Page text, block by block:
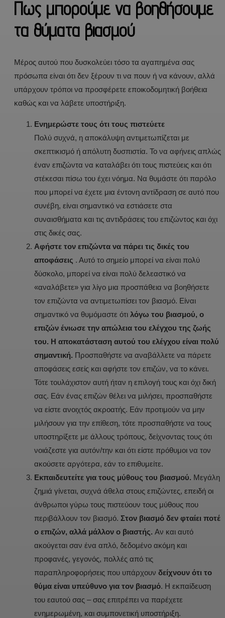
Πως μπορούμε να βοηθήσουμε
τα θύματα βιασμού
Μέρος αυτού που δυσκολεύει τόσο τα αγαπημένα σας
πρόσωπα είναι ότι δεν ξέρουν τι να πουν ή να κάνουν, αλλά
υπάρχουν τρόποι να προσφέρετε εποικοδομητική βοήθεια
καθώς και να λάβετε υποστήριξη.
Ενημερώστε τους ότι τους πιστεύετε
Πολύ συχνά, η αποκάλυψη αντιμετωπίζεται με
σκεπτικισμό ή απόλυτη δυσπιστία. Το να αφήνεις απλώς
έναν επιζώντα να καταλάβει ότι τους πιστεύεις και ότι
στέκεσαι πίσω του έχει νόημα. Να θυμάστε ότι παρόλο
που μπορεί να έχετε μια έντονη αντίδραση σε αυτό που
συνέβη, είναι σημαντικό να εστιάσετε στα
συναισθήματα και τις αντιδράσεις του επιζώντος και όχι
στις δικές σας.
Αφήστε τον επιζώντα να πάρει τις δικές του
αποφάσεις . Αυτό το σημείο μπορεί να είναι πολύ
δύσκολο, μπορεί να είναι πολύ δελεαστικό να
«αναλάβετε» για λίγο μια προσπάθεια να βοηθήσετε
τον επιζώντα να αντιμετωπίσει τον βιασμό. Είναι
σημαντικό να θυμόμαστε ότι λόγω του βιασμού, ο
επιζών ένιωσε την απώλεια του ελέγχου της ζωής
του. Η αποκατάσταση αυτού του ελέγχου είναι πολύ
σημαντική. Προσπαθήστε να αναβάλλετε να πάρετε
αποφάσεις εσείς και αφήστε τον επιζών, να το κάνει.
Τότε τουλάχιστον αυτή ήταν η επιλογή τους και όχι δική
σας. Εάν ένας επιζών θέλει να μιλήσει, προσπαθήστε
να είστε ανοιχτός ακροατής. Εάν προτιμούν να μην
μιλήσουν για την επίθεση, τότε προσπαθήστε να τους
υποστηρίξετε με άλλους τρόπους, δείχνοντας τους ότι
νοιάζεστε για αυτόν/την και ότι είστε πρόθυμοι να τον
ακούσετε αργότερα, εάν το επιθυμείτε.
Εκπαιδευτείτε για τους μύθους του βιασμού. Μεγάλη
ζημιά γίνεται, συχνά άθελα στους επιζώντες, επειδή οι
άνθρωποι γύρω τους πιστεύουν τους μύθους που
περιβάλλουν τον βιασμό. Στον βιασμό δεν φταίει ποτέ
ο επιζών, αλλά μάλλον ο βιαστής. Αν και αυτό
ακούγεται σαν ένα απλό, δεδομένο ακόμη και
προφανές, γεγονός, πολλές από τις
παραπληροφορήσεις που υπάρχουν δείχνουν ότι το
θύμα είναι υπεύθυνο για τον βιασμό. Η εκπαίδευση
του εαυτού σας – σας επιτρέπει να παρέχετε
ενημερωμένη, και συμπονετική υποστήριξη.